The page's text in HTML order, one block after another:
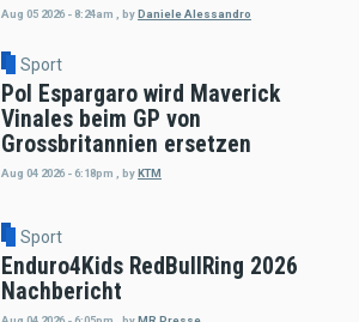
Aug 05 2026 - 8:24am byDaniele Alessandro
Sport
Pol Espargaro wird Maverick
Vinales beim GP von
Grossbritannien ersetzen
Aug 04 2026 - 6:18pm , byKTM
Sport
Enduro4Kids RedBullRing 2026
Nachbericht